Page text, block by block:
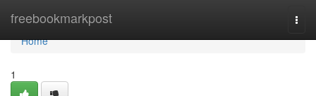
freebookmarkpost
Home
Home
1